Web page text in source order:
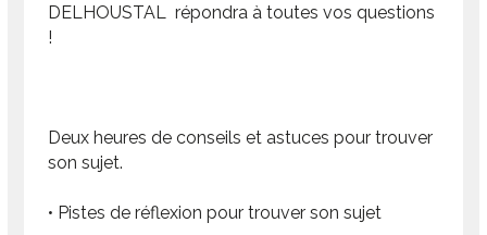
DELHOUSTAL répondra à toutes vos questions
!
Deux heures de conseils et astuces pour trouver
son sujet.
• Pistes de réflexion pour trouver son sujet